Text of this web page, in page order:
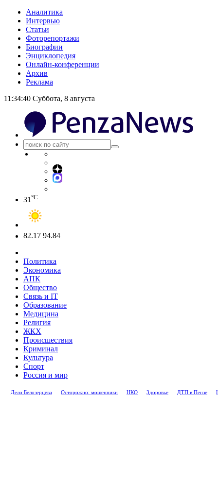
Аналитика
Интервью
Статьи
Фоторепортажи
Биографии
Энциклопедия
Онлайн-конференции
Архив
Реклама
11:34:41 Суббота, 8 августа
31 °C
82.17 94.84
Политика
Экономика
АПК
Общество
Связь и IT
Образование
Медицина
Религия
ЖКХ
Происшествия
Криминал
Культура
Спорт
Россия и мир
Дело Белозерцева Осторожно: мошенники НКО Здоровье ДТП в Пензе